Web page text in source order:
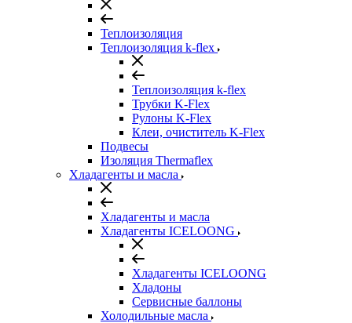
Теплоизоляция
Теплоизоляция k-flex
Теплоизоляция k-flex
Трубки K-Flex
Рулоны K-Flex
Клеи, очиститель K-Flex
Подвесы
Изоляция Thermaflex
Хладагенты и масла
Хладагенты и масла
Хладагенты ICELOONG
Хладагенты ICELOONG
Хладоны
Сервисные баллоны
Холодильные масла